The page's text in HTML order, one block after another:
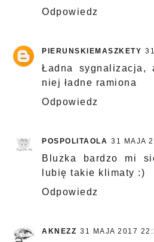
Odpowiedz
PIERUNSKIEMASZKETY
Ładna sygnalizacja,
niej ładne ramiona
Odpowiedz
POSPOLITAOLA 31 MAJA
Bluzka bardzo mi
lubię takie klimaty :)
Odpowiedz
AKNEZZ 31 MAJA 2017